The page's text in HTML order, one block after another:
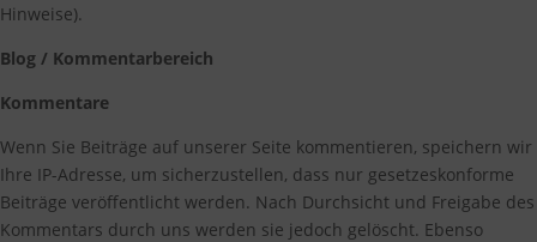
Hinweise).
Blog / Kommentarbereich
Kommentare
Wenn Sie Beiträge auf unserer Seite kommentieren, speichern wir
Ihre IP-Adresse, um sicherzustellen, dass nur gesetzeskonforme
Beiträge veröffentlicht werden. Nach Durchsicht und Freigabe des
Kommentars durch uns werden sie jedoch gelöscht. Ebenso